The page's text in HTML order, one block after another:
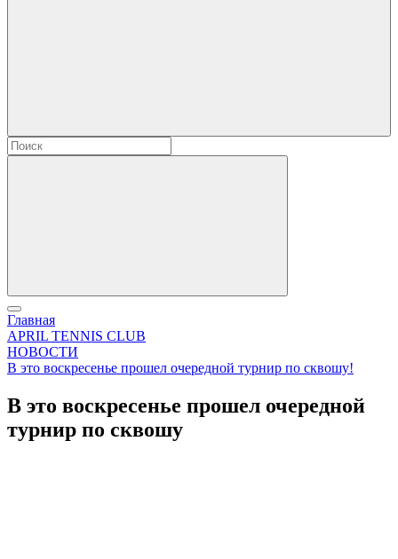
Главная
APRIL TENNIS CLUB
НОВОСТИ
В это воскресенье прошел очередной турнир по сквошу!
В это воскресенье прошел очередной
турнир по сквошу